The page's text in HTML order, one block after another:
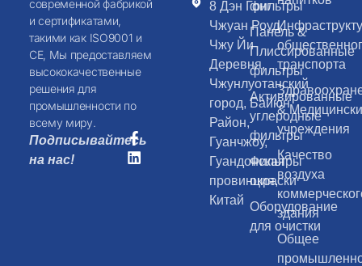
современной фабрикой
и сертификатами,
такими как ISO9001 и
CE, Мы предоставляем
высококачественные
решения для
промышленности по
всему миру.
Подписывайтесь
на нас!
фильтры
Панель &
Плиссированные
фильтры
Активированные
углеродные
фильтры
Фильтры
окраски
Оборудование
для очистки
транспорта
&
учреждения
Качество
воздуха
здания
Общее
8 Дэн Гонг
Чжуан Роуд,
Чжу Йи
Деревня,
Чжунлуотанский
город, Байюн
Район,
Гуанчжоу,
Гуандонская
провинция,
Китай